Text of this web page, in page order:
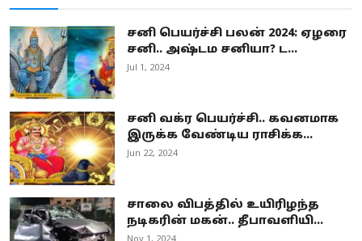
சனி பெயர்ச்சி பலன் 2024: ஏழரை
சனி.. அஷ்டம சனியா? ட...
Jul 1, 2024
சனி வக்ர பெயர்ச்சி.. கவனமாக
இருக்க வேண்டிய ராசிக்க...
Jun 22, 2024
சாலை விபத்தில் உயிரிழந்த
நடிகரின் மகன்.. தீபாவளியி...